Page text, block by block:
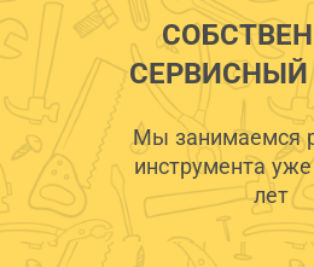
СЕРВИСНЫЙ
Мы занимаемся
инструмента
лет